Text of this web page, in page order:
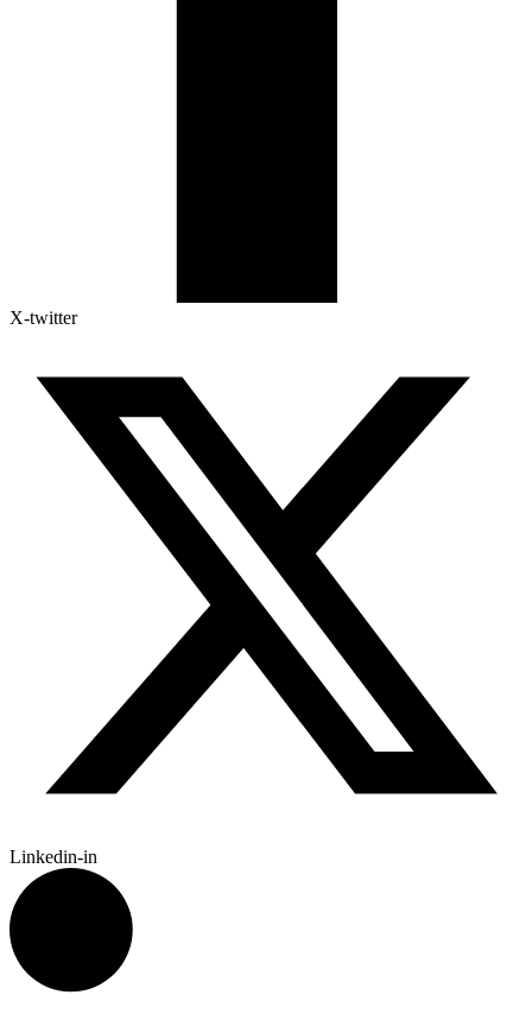
X-twitter
Linkedin-in